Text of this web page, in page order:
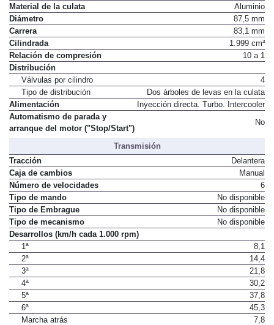
Material de la culata
Aluminio
Diámetro
87,5 mm
Carrera
83,1 mm
Cilindrada
1.999 cm³
Relación de compresión
10 a 1
Distribución
Válvulas por cilindro
4
Tipo de distribución
Dos árboles de levas en la culata
Alimentación
Inyección directa. Turbo. Intercooler
Automatismo de parada y
arranque del motor ("Stop/Start")
No
Transmisión
Tracción
Delantera
Caja de cambios
Manual
Número de velocidades
6
Tipo de mando
No disponible
Tipo de Embrague
No disponible
Tipo de mecanismo
No disponible
Desarrollos (km/h cada 1.000 rpm)
1ª
8,1
2ª
14,4
3ª
21,8
4ª
30,2
5ª
37,8
6ª
45,3
Marcha atrás
7,8